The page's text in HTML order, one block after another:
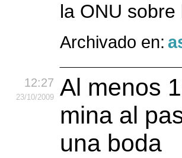
la ONU
Archivado en:
12:27
23/10/2009
Al menos
mina al
una boda